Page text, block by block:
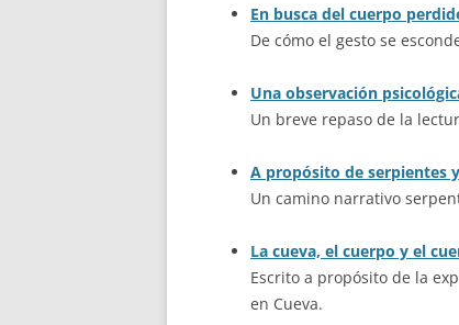
En busca del cuerpo
De cómo el gesto se
Una observación
Un breve repaso de la
A propósito de serpientes
Un camino narrativo
La cueva, el cuerpo y el
Escrito a propósito de la
en Cueva.